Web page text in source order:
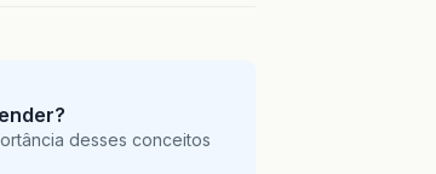
desses conceitos